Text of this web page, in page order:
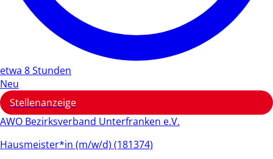
etwa 8 Stunden
Neu
Stellenanzeige
AWO Bezirksverband Unterfranken e.V.
Hausmeister*in (m/w/d) (181374)